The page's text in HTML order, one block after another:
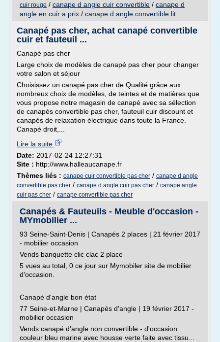
cuir rouge / canape d angle cuir convertible / canape d
angle en cuir a prix / canape d angle convertible lit
Canapé pas cher, achat canapé convertible
cuir et fauteuil ...
Canapé pas cher
Large choix de modèles de canapé pas cher pour changer
votre salon et séjour
Choisissez un canapé pas cher de Qualité grâce aux
nombreux choix de modèles, de teintes et de matières que
vous propose notre magasin de canapé avec sa sélection
de canapés convertible pas cher, fauteuil cuir discount et
canapés de relaxation électrique dans toute la France.
Canapé droit,...
Lire la suite
Date: 2017-02-24 12:27:31
Site : http://www.halleaucanape.fr
Thèmes liés : canape cuir convertible pas cher / canape d angle
convertible pas cher / canape d angle cuir pas cher / canape angle
cuir pas cher / canape convertible pas cher
Canapés & Fauteuils - Meuble d'occasion -
MYmobilier ...
93 Seine-Saint-Denis | Canapés 2 places | 21 février 2017
- mobilier occasion
Vends banquette clic clac 2 place
5 vues au total, 0 ce jour sur Mymobiler site de mobilier
d'occasion.
Canapé d'angle bon état
77 Seine-et-Marne | Canapés d'angle | 19 février 2017 -
mobilier occasion
Vends canapé d'angle non convertible - d'occasion
couleur bleu marine avec housse verte faite avec tissu...